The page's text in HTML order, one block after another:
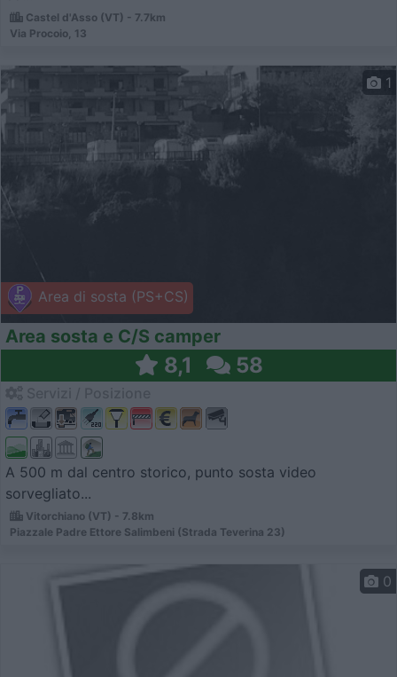
Castel d'Asso (VT) - 7.7km
Via Procoio, 13
Area di sosta (PS+CS)
1
Area sosta e C/S camper
8,1 58
A 500 m dal centro storico, punto sosta video
sorvegliato...
Vitorchiano (VT) - 7.8km
Piazzale Padre Ettore Salimbeni (Strada Teverina 23)
0